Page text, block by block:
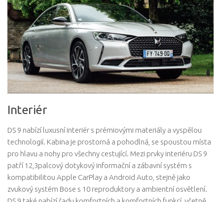
Interiér
DS 9 nabízí luxusní interiér s prémiovými materiály a vyspělou
technologií. Kabina je prostorná a pohodlná, se spoustou místa
pro hlavu a nohy pro všechny cestující. Mezi prvky interiéru DS 9
patří 12,3palcový dotykový informační a zábavní systém s
kompatibilitou Apple CarPlay a Android Auto, stejně jako
zvukový systém Bose s 10 reproduktory a ambientní osvětlení.